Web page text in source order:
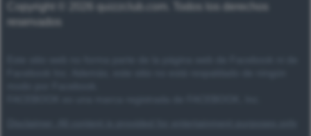
Copyright © 2026 quizzclub.com. Todos los derechos
reservados